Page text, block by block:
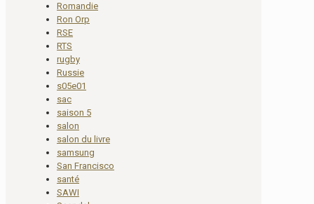
Romandie
Ron Orp
RSE
RTS
rugby
Russie
s05e01
sac
saison 5
salon
salon du livre
samsung
San Francisco
santé
SAWI